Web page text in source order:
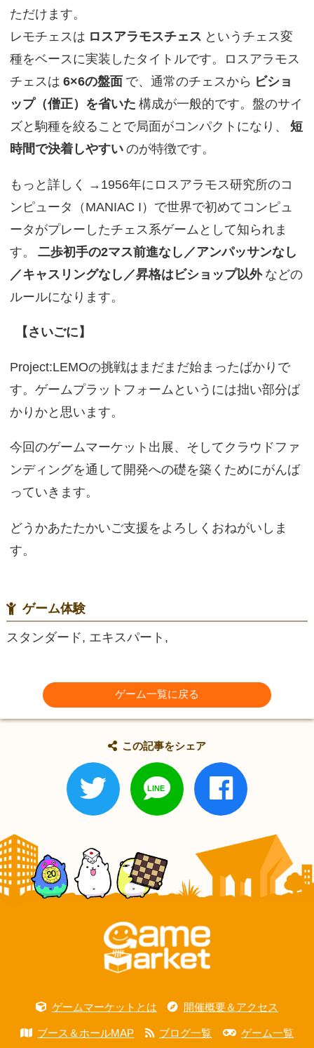
ただけます。
レモチェスは ロスアラモスチェス というチェス変
種をベースに実装したタイトルです。ロスアラモス
チェスは 6×6の盤面 で、通常のチェスから ビショ
ップ（僧正）を省いた 構成が一般的です。盤のサイ
ズと駒種を絞ることで局面がコンパクトになり、
短
時間で決着しやすい のが特徴です。
もっと詳しく
→1956年にロスアラモス研究所のコ
ンピュータ（MANIAC I）で世界で初めてコンピュ
ータがプレーしたチェス系ゲームとして知られま
す。
二歩初手の2マス前進なし／アンパッサンなし
／キャスリングなし／昇格はビショップ以外 などの
ルールになります。
【さいごに】
Project:LEMOの挑戦はまだまだ始まったばかりで
す。ゲームプラットフォームというには拙い部分ば
かりかと思います。
今回のゲームマーケット出展、そしてクラウドファ
ンディングを通して開発への礎を築くためにがんば
っていきます。
どうかあたたかいご支援をよろしくおねがいしま
す。
ゲーム体験
スタンダード, エキスパート,
ゲーム一覧に戻る
この記事をシェア
ゲームマーケットとは 開催概要＆アクセス
ブース＆ホールMAP ブログ一覧 ゲーム一覧